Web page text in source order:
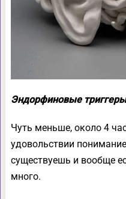
Эндорфиновые триггеры
Чуть меньше, около 4
удовольствии
существуешь и вообще
много.